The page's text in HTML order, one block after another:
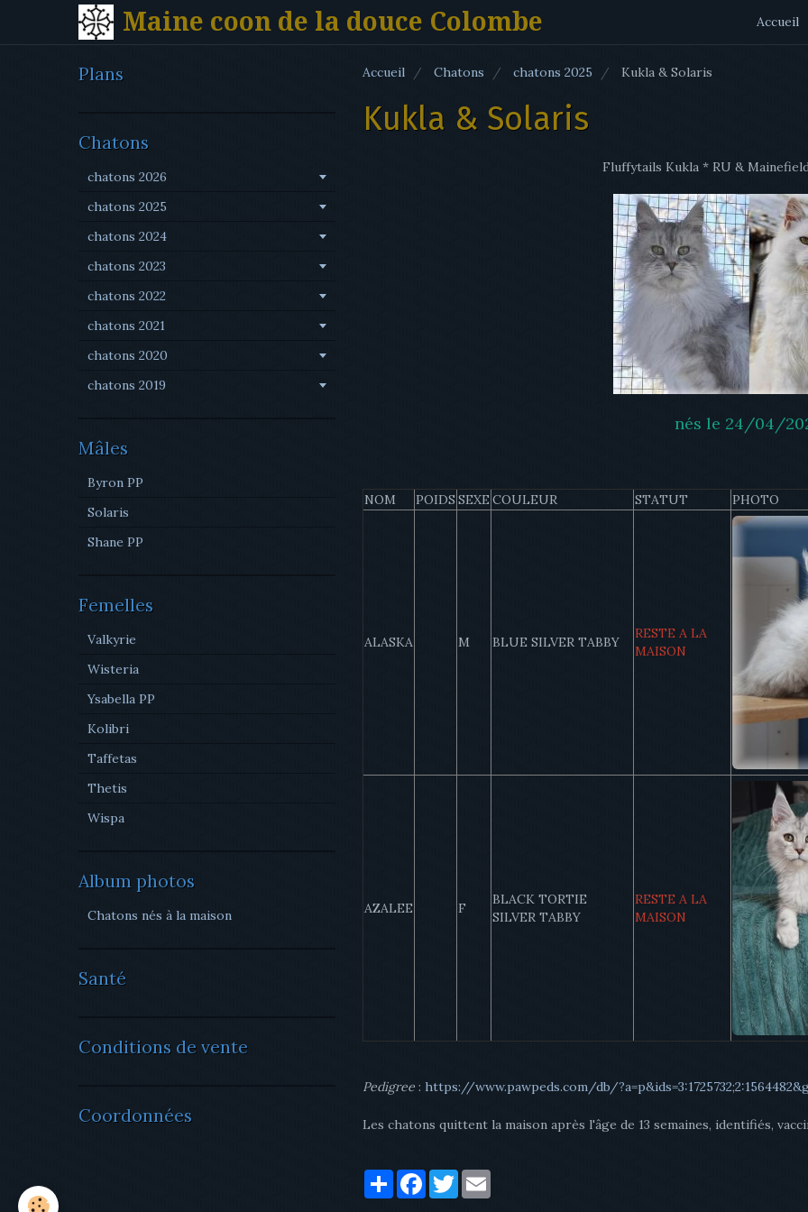
Maine coon de la douce Colombe Accueil
Accueil Chatons chatons 2025 Kukla & Solaris
Kukla & Solaris
Fluffytails Kukla * RU &
nés le 24/04/
NOM POIDS SEXE COULEUR STATUT PHOTO
ALASKA M BLUE SILVER TABBY
RESTE A LA
MAISON
AZALEE F
BLACK TORTIE
SILVER TABBY
RESTE A LA
MAISON
Pedigree : https://www.pawpeds.com/db/
Les chatons quittent la maison après l'âge de 13 semaines, identifiés,
PartagerFacebook
Twitter
Plans
Chatons
chatons 2026
chatons 2025
chatons 2024
chatons 2023
chatons 2022
chatons 2021
chatons 2020
chatons 2019
Mâles
Byron PP
Solaris
Shane PP
Femelles
Valkyrie
Wisteria
Ysabella PP
Kolibri
Taffetas
Thetis
Wispa
Album photos
Chatons nés à la maison
Santé
Conditions de vente
Coordonnées